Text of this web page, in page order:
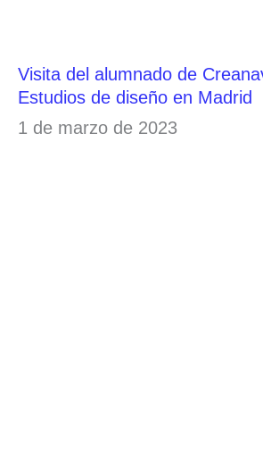
Visita del alumnado de
Estudios de diseño en Madrid
1 de marzo de 2023